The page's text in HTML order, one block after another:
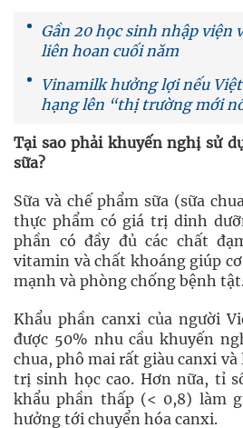
Gần 20 học sinh nhập viện
liên hoan cuối năm
Vinamilk hưởng lợi nếu
hạng lên “thị trường mới
Tại sao phải khuyến nghị sử
sữa?
Sữa và chế phẩm sữa (sữa
thực phẩm có giá trị dinh
phần có đầy đủ các chất
vitamin và chất khoáng giúp
mạnh và phòng chống bệnh
Khẩu phần canxi của người
được 50% nhu cầu khuyến
chua, phô mai rất giàu canxi
trị sinh học cao. Hơn nữa, tỉ
khẩu phần thấp (< 0,8) làm
hưởng tới chuyển hóa canxi.